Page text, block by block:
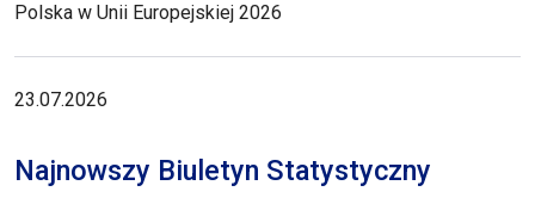
Polska w Unii Europejskiej 2026
23.07.2026
Najnowszy Biuletyn Statystyczny